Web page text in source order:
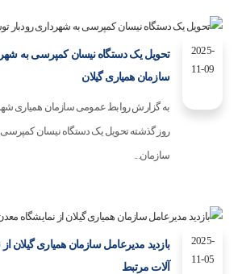
2025-
11-09
تحویل یک دستگاه نیسان کمپرسی به
سازمان همیاری گیلان
به گزارش روابط عمومی سازمان همیاری
روز گذشته تحویل یک دستگاه نیسان
سازمان...
2025-
11-05
بازدید مدیرعامل سازمان همیاری گیلان
آلات مرتبط